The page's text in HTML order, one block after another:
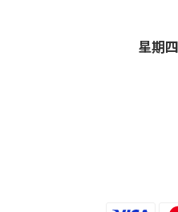
星期